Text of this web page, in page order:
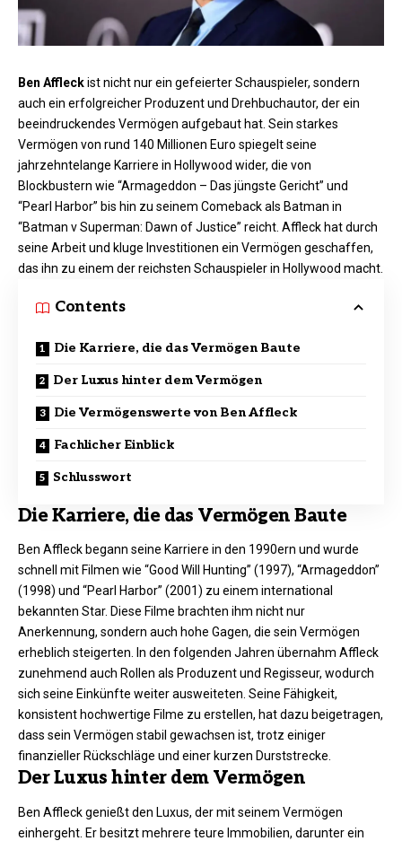
Ben Affleckist nicht nur ein gefeierter Schauspieler, sondern
auch ein erfolgreicher Produzent und Drehbuchautor, der ein
beeindruckendes Vermögen aufgebaut hat. Sein starkes
Vermögen von rund 140 Millionen Euro spiegelt seine
jahrzehntelange Karriere in Hollywood wider, die von
Blockbustern wie “Armageddon – Das jüngste Gericht” und
“Pearl Harbor” bis hin zu seinem Comeback als Batman in
“Batman v Superman: Dawn of Justice” reicht. Affleck hat durch
seine Arbeit und kluge Investitionen ein Vermögen geschaffen,
das ihn zu einem der reichsten Schauspieler in Hollywood macht.
Contents
Die Karriere, die das Vermögen Baute
Der Luxus hinter dem Vermögen
Die Vermögenswerte von Ben Affleck
Fachlicher Einblick
Schlusswort
Die Karriere, die das Vermögen Baute
Ben Affleck begann seine Karriere in den 1990ern und wurde
schnell mit Filmen wie “Good Will Hunting” (1997), “Armageddon”
(1998) und “Pearl Harbor” (2001) zu einem international
bekannten Star. Diese Filme brachten ihm nicht nur
Anerkennung, sondern auch hohe Gagen, die sein Vermögen
erheblich steigerten. In den folgenden Jahren übernahm Affleck
zunehmend auch Rollen als Produzent und Regisseur, wodurch
sich seine Einkünfte weiter ausweiteten. Seine Fähigkeit,
konsistent hochwertige Filme zu erstellen, hat dazu beigetragen,
dass sein Vermögen stabil gewachsen ist, trotz einiger
finanzieller Rückschläge und einer kurzen Durststrecke.
Der Luxus hinter dem Vermögen
Ben Affleck genießt den Luxus, der mit seinem Vermögen
einhergeht. Er besitzt mehrere teure Immobilien, darunter ein